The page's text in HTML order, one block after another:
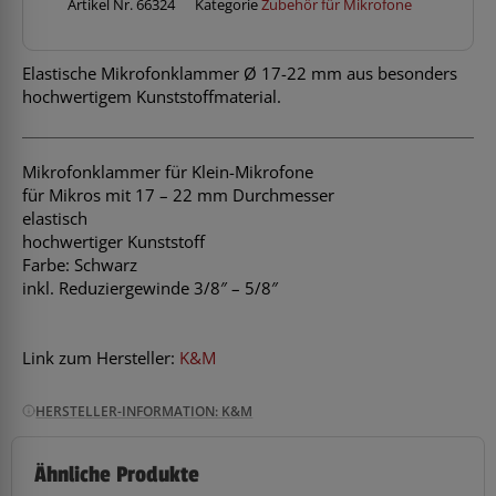
Elastische Mikrofonklammer Ø 17-22 mm aus besonders
hochwertigem Kunststoffmaterial.
Mikrofonklammer für Klein-Mikrofone
für Mikros mit 17 – 22 mm Durchmesser
elastisch
hochwertiger Kunststoff
Farbe: Schwarz
inkl. Reduziergewinde 3/8″ – 5/8″
Link zum Hersteller: K&M
HERSTELLER-INFORMATION: K&M
Ähnliche Produkte